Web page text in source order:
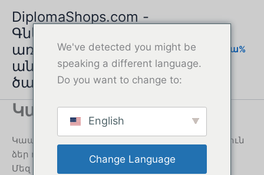
դեպի
բովանդակություն
DiplomaShops.com -
Գնել դիպլոմ
առցանց | Արագ և
անվտանգ
ծառայություն
%աստրա%
Կապ
Կապ հաստատեք մեզ հետ – ստացեք օգնություն
ձեր դիպլոմը գնելու համար
Մեզ հետ կապվելու բազմաթիվ եղանակներ
We've detected you might be
speaking a different language.
Do you want to change to:
English
Change Language